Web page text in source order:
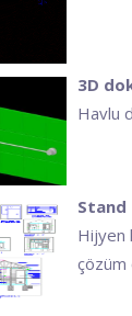
3D
Havlu
Stand
Hijyen
çözüm